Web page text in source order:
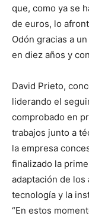
que, como ya se
de euros, lo
Odón gracias a
en diez años y
David Prieto,
liderando el
comprobado en
trabajos junto a
la empresa
finalizado la
adaptación de los
tecnología y la
“En estos